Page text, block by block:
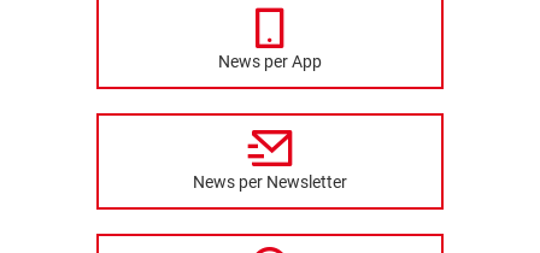
News per App
News per Newsletter